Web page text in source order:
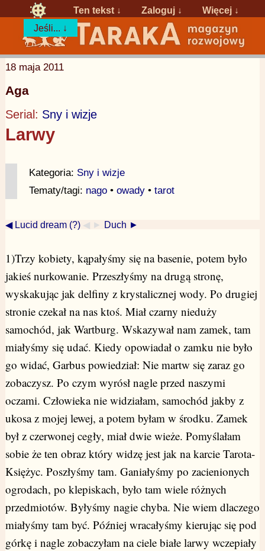
Ten tekst ↓ Zaloguj ↓
Więcej ↓
Jeśli... ↓
18 maja 2011
Aga
Serial: Sny i wizje
Larwy
Kategoria: Sny i wizje
Tematy/tagi: nago• owady• tarot
◀ Lucid dream (?) ◀ ► Duch ►
1)Trzy kobiety, kąpałyśmy się na basenie, potem było
jakieś nurkowanie. Przeszłyśmy na drugą stronę,
wyskakując jak delfiny z krystalicznej wody. Po drugiej
stronie czekał na nas ktoś. Miał czarny nieduży
samochód, jak Wartburg. Wskazywał nam zamek, tam
miałyśmy się udać. Kiedy opowiadał o zamku nie było
go widać, Garbus powiedział: Nie martw się zaraz go
zobaczysz. Po czym wyrósł nagle przed naszymi
oczami. Człowieka nie widziałam, samochód jakby z
ukosa z mojej lewej, a potem byłam w środku. Zamek
był z czerwonej cegły, miał dwie wieże. Pomyślałam
sobie że ten obraz który widzę jest jak na karcie Tarota-
Księżyc. Poszłyśmy tam. Ganiałyśmy po zacienionych
ogrodach, po klepiskach, było tam wiele różnych
przedmiotów. Byłyśmy nagie chyba. Nie wiem dlaczego
miałyśmy tam być. Później wracałyśmy kierując się pod
górkę i nagle zobaczyłam na ciele białe larwy wczepiały